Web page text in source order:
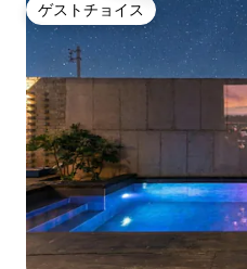
ゲストチョイス
ゲストチョイス